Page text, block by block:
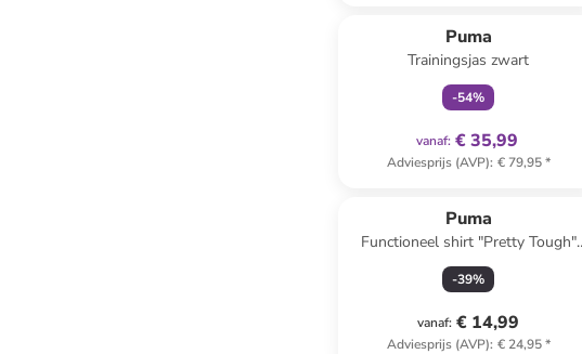
Puma
Trainingsjas zwart
-54%
vanaf: € 35,99
Adviesprijs (AVP): € 79,95*
Puma
Functioneel shirt "Pretty Tough"
blauw
-39%
vanaf: € 14,99
Adviesprijs (AVP): € 24,95*